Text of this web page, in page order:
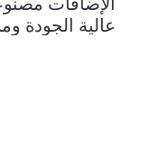
عالية الجودة